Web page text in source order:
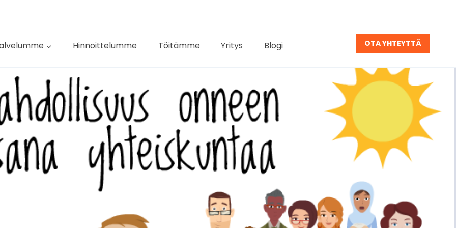
Hinnoittelumme Töitämme Yritys Blogi OTA YHTEYTTÄ